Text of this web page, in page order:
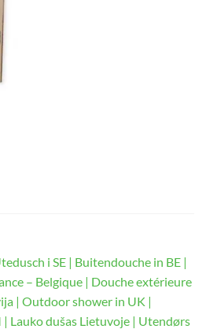
i SE | Buitendouche in BE |
– Belgique | Douche extérieure
| Outdoor shower in UK |
| Lauko dušas Lietuvoje | Utendørs